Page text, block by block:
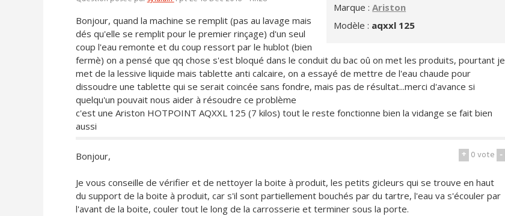
Marque :Ariston
Modèle : aqxxl 125
Bonjour, quand la machine se remplit (pas au lavage mais
dés qu'elle se remplit pour le premier rinçage) d'un seul
coup l'eau remonte et du coup ressort par le hublot (bien
fermè) on a pensé que qq chose s'est bloqué dans le conduit du bac oû on met les produits, pourtant je
met de la lessive liquide mais tablette anti calcaire, on a essayé de mettre de l'eau chaude pour
dissoudre une tablette qui se serait coincée sans fondre, mais pas de résultat...merci d'avance si
quelqu'un pouvait nous aider à résoudre ce problème
c'est une Ariston HOTPOINT AQXXL 125 (7 kilos) tout le reste fonctionne bien la vidange se fait bien
aussi
+ 0vote -
Bonjour,
Je vous conseille de vérifier et de nettoyer la boite à produit, les petits gicleurs qui se trouve en haut
du support de la boite à produit, car s'il sont partiellement bouchés par du tartre, l'eau va s'écouler par
l'avant de la boite, couler tout le long de la carrosserie et terminer sous la porte.